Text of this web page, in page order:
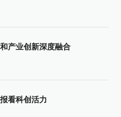
产业创新深度融合
看科创活力